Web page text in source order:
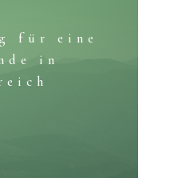
für eine
in